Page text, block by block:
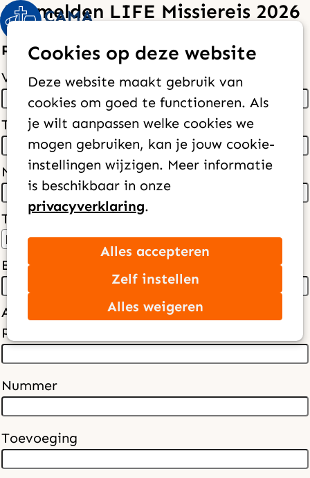
Cookies op deze website
Deze website maakt gebruik van
cookies om goed te functioneren. Als
je wilt aanpassen welke cookies we
mogen gebruiken, kan je jouw cookie-
instellingen wijzigen. Meer informatie
is beschikbaar in onze
privacyverklaring.
Alles accepteren
Zelf instellen
Alles weigeren
Aanmelden LIFE Missiereis 2026
Persoonlijke informatie
Voornaam*
Tussenvoegsel
Naam*
Telefoon 1*
E-mailadres
Adres
Postcode
Nummer
Toevoeging